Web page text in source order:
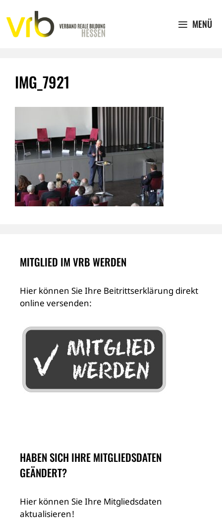
Inhalt
springen
MENÜ
IMG_7921
MITGLIED IM VRB WERDEN
Hier können Sie Ihre Beitrittserklärung direkt
online versenden:
HABEN SICH IHRE MITGLIEDSDATEN
GEÄNDERT?
Hier können Sie Ihre Mitgliedsdaten
aktualisieren!